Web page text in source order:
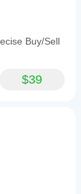
Buy/Sell
$39